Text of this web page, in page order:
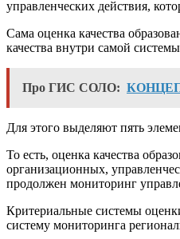
управленческих действия,
Сама оценка качества
качества внутри самой
Про ГИС СОЛО:
Для этого выделяют пять
То есть, оценка качества
организационных,
продолжен мониторинг
Критериальные системы
систему мониторинга